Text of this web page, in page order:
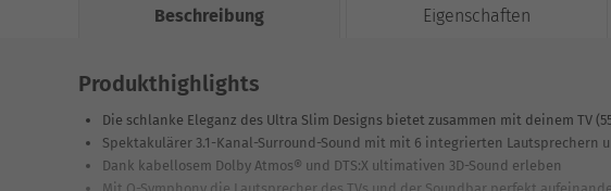
Beschreibung Eigenschaften
Produkthighlights
Die schlanke Eleganz des Ultra Slim Designs bietet zusammen mit deinem TV
Spektakulärer 3.1-Kanal-Surround-Sound mit mit 6 integrierten Lautsprechern
Dank kabellosem Dolby Atmos® und DTS:X ultimativen 3D-Sound erleben